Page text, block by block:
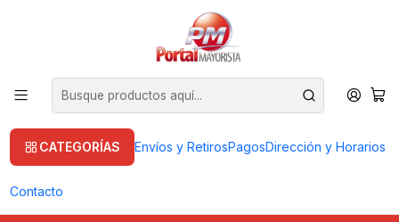
CATEGORÍAS Envíos y RetirosPagosDirección y Horarios
Contacto